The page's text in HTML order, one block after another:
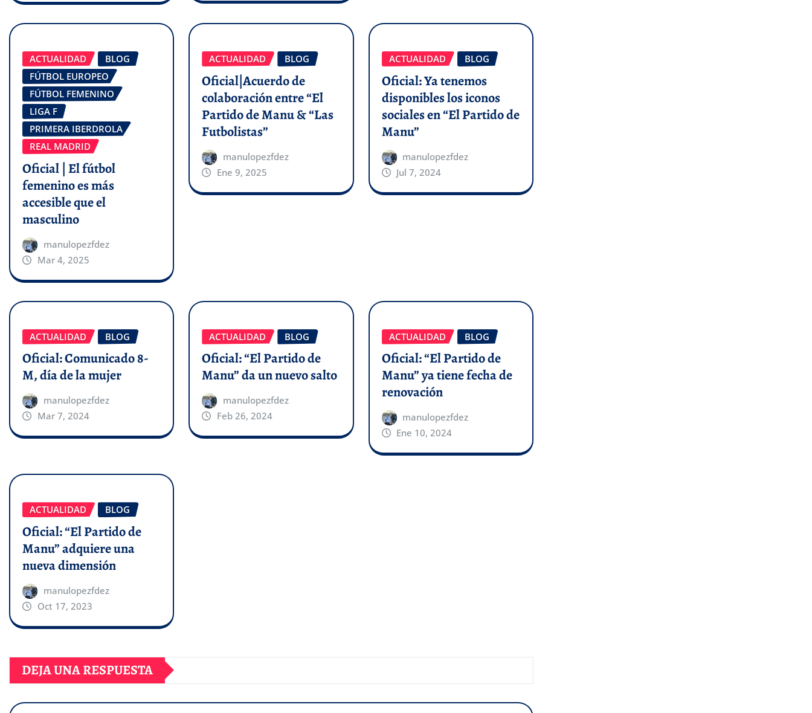
ACTUALIDAD
BLOG
FÚTBOL EUROPEO
FÚTBOL FEMENINO
LIGA F
PRIMERA IBERDROLA
REAL MADRID
Oficial | El fútbol
femenino es más
accesible que el
masculino
manulopezfdez
Mar 4, 2025
ACTUALIDAD BLOG
Oficial|Acuerdo de
colaboración entre “El
Partido de Manu & “Las
Futbolistas”
manulopezfdez
Ene 9, 2025
ACTUALIDAD BLOG
Oficial: Ya tenemos
disponibles los iconos
sociales en “El Partido de
Manu”
manulopezfdez
Jul 7, 2024
ACTUALIDAD BLOG
Oficial: Comunicado 8-
M, día de la mujer
manulopezfdez
Mar 7, 2024
ACTUALIDAD BLOG
Oficial: “El Partido de
Manu” da un nuevo salto
manulopezfdez
Feb 26, 2024
ACTUALIDAD BLOG
Oficial: “El Partido de
Manu” ya tiene fecha de
renovación
manulopezfdez
Ene 10, 2024
ACTUALIDAD BLOG
Oficial: “El Partido de
Manu” adquiere una
nueva dimensión
manulopezfdez
Oct 17, 2023
DEJA UNA RESPUESTA